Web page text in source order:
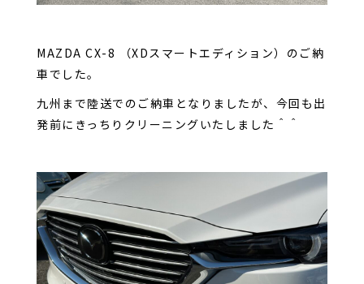
MAZDA CX-8 （XDスマートエディション）のご納
車でした。
九州まで陸送でのご納車となりましたが、今回も出
発前にきっちりクリーニングいたしました＾＾